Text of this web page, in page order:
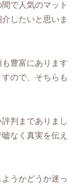
で人気のマット
したいと思いま
豊富にあります
ので、そちらも
判までありまし
なく真実を伝え
うかどうか迷っ